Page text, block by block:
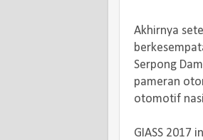
Akhirnya
Serpong
pameran
otomotif
GIASS 2017